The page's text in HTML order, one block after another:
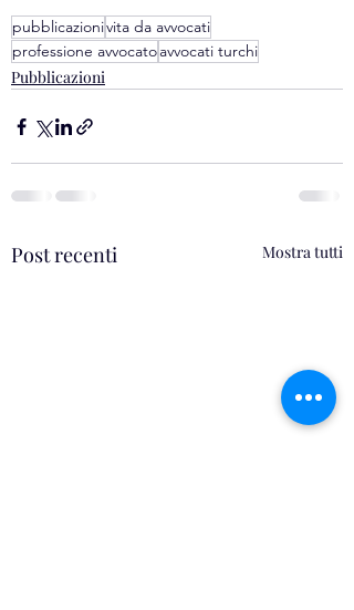
pubblicazionivita da avvocati
professione avvocatoavvocati turchi
Pubblicazioni
Post recenti Mostra tutti